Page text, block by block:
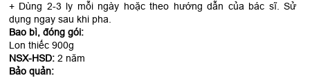
+ Dùng 2-3 ly mỗi ngày hoặc theo hướng dẫn của bác sĩ. Sử
dụng ngay sau khi pha.
Bao bì, đóng gói:
Lon thiếc 900g
NSX-HSD: 2 năm
Bảo quản: